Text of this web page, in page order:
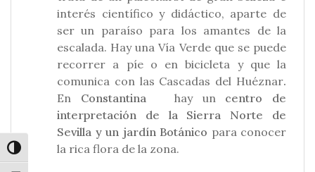
Alternar alto contraste
interés científico y didáctico, aparte de
ser un paraíso para los amantes de la
escalada. Hay una Vía Verde que se puede
recorrer a píe o en bicicleta y que la
comunica con las Cascadas del Huéznar.
En Constantina hay un centro de
interpretación de la Sierra Norte de
Sevilla y un jardín Botánico para conocer
la rica flora de la zona.